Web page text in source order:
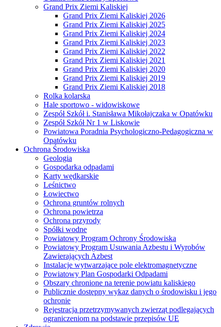
Grand Prix Ziemi Kaliskiej
Grand Prix Ziemi Kaliskiej 2026
Grand Prix Ziemi Kaliskiej 2025
Grand Prix Ziemi Kaliskiej 2024
Grand Prix Ziemi Kaliskiej 2023
Grand Prix Ziemi Kaliskiej 2022
Grand Prix Ziemi Kaliskiej 2021
Grand Prix Ziemi Kaliskiej 2020
Grand Prix Ziemi Kaliskiej 2019
Grand Prix Ziemi Kaliskiej 2018
Rolka kolarska
Hale sportowo - widowiskowe
Zespół Szkół i. Stanisława Mikołajczaka w Opatówku
Zespół Szkół Nr 1 w Liskowie
Powiatowa Poradnia Psychologiczno-Pedagogiczna w
Opatówku
Ochrona Środowiska
Geologia
Gospodarka odpadami
Karty wędkarskie
Leśnictwo
Łowiectwo
Ochrona gruntów rolnych
Ochrona powietrza
Ochrona przyrody
Spółki wodne
Powiatowy Program Ochrony Środowiska
Powiatowy Program Usuwania Azbestu i Wyrobów
Zawierających Azbest
Instalacje wytwarzające pole elektromagnetyczne
Powiatowy Plan Gospodarki Odpadami
Obszary chronione na terenie powiatu kaliskiego
Publicznie dostępny wykaz danych o środowisku i jego
ochronie
Rejestracja przetrzymywanych zwierząt podlegających
ograniczeniom na podstawie przepisów UE